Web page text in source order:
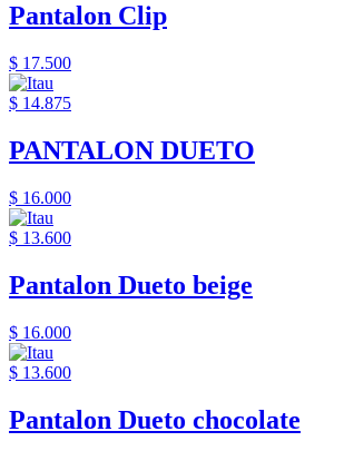
Pantalon Clip
$ 17.500
$ 14.875
PANTALON DUETO
$ 16.000
$ 13.600
Pantalon Dueto beige
$ 16.000
$ 13.600
Pantalon Dueto chocolate